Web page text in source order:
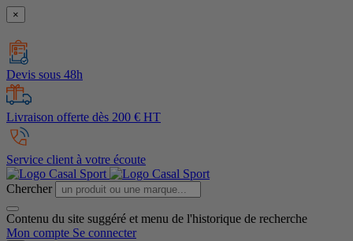
×
Devis sous 48h
Livraison offerte dès 200 € HT
Service client à votre écoute
Chercher
Contenu du site suggéré et menu de l'historique de recherche
Mon compte Se connecter